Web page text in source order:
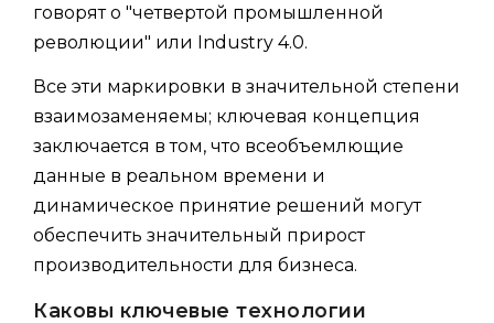
говорят о "четвертой промышленной
революции" или Industry 4.0.
Все эти маркировки в значительной степени
взаимозаменяемы; ключевая концепция
заключается в том, что всеобъемлющие
данные в реальном времени и
динамическое принятие решений могут
обеспечить значительный прирост
производительности для бизнеса.
Каковы ключевые технологии